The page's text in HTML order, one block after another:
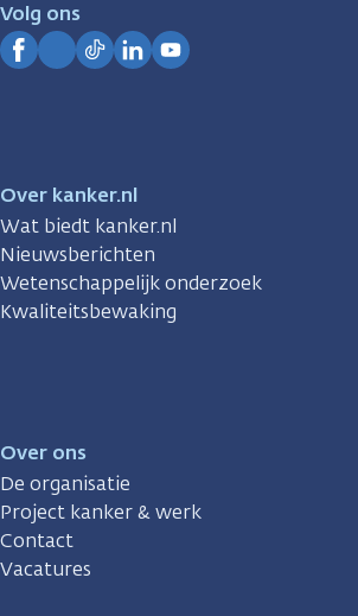
Volg ons
Over kanker.nl
Wat biedt kanker.nl
Nieuwsberichten
Wetenschappelijk onderzoek
Kwaliteitsbewaking
Over ons
De organisatie
Project kanker & werk
Contact
Vacatures